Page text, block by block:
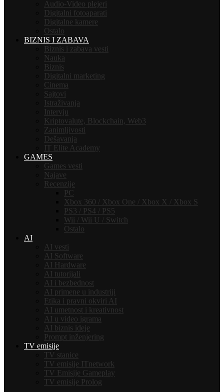
Audio-Video plejeri
Digitalni fotoaparati
Digitalne kamere
Ostalo
BIZNIS I ZABAVA
Biznis i zabava vesti
Nauka
Biznis
Digitalni marketing
Cinema
Sajtovi
Istraživanja
Intervju
Kriptovalute, Blockchain, Web3
Zanimljivosti
Dešavanja
IT Elite Academy
GAMES
Games vesti
Najave
Recenzije
PC
Xbox 360 / Xbox One / Xbox X / Xbox S
PS3 / PS4 / PS5
Wii / Wii U / Switch
Ostalo
AI
AI vesti
AI Software
AI Hardware
AI tutorijali
AI i bezbednost
AI primene u industriji
Etika i pravni okviri AI
AI umetnost i kreativnost
AI u video igrama
AI biznis ideje
Prompt inženjering
TV emisije
TV stanice
TV emisije ITnetwork
TV Emisije Gameplay
TV emisije Prolog